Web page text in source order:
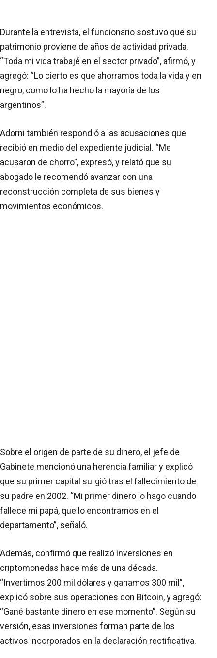
Durante la entrevista, el funcionario sostuvo que su
patrimonio proviene de años de actividad privada.
“Toda mi vida trabajé en el sector privado”, afirmó, y
agregó: “Lo cierto es que ahorramos toda la vida y en
negro, como lo ha hecho la mayoría de los
argentinos”.
Adorni también respondió a las acusaciones que
recibió en medio del expediente judicial. “Me
acusaron de chorro”, expresó, y relató que su
abogado le recomendó avanzar con una
reconstrucción completa de sus bienes y
movimientos económicos.
Sobre el origen de parte de su dinero, el jefe de
Gabinete mencionó una herencia familiar y explicó
que su primer capital surgió tras el fallecimiento de
su padre en 2002. “Mi primer dinero lo hago cuando
fallece mi papá, que lo encontramos en el
departamento”, señaló.
Además, confirmó que realizó inversiones en
criptomonedas hace más de una década.
“Invertimos 200 mil dólares y ganamos 300 mil”,
explicó sobre sus operaciones con Bitcoin, y agregó:
“Gané bastante dinero en ese momento”. Según su
versión, esas inversiones forman parte de los
activos incorporados en la declaración rectificativa.